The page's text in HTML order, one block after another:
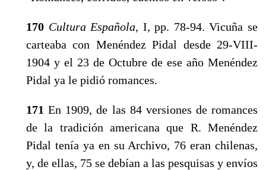
170 Cultura Española, I, pp. 78-94. Vicuña se
carte­aba con Menéndez Pidal desde 29-VIII-
1904 y el 23 de Octubre de ese año Menéndez
Pidal ya le pidió ro­mances.
171En 1909, de las 84 versiones de romances
de la tradición americana que R. Menéndez
Pidal tenía ya en su Archivo, 76 eran chilenas,
y, de ellas, 75 se de­bían a las pesquisas y envíos